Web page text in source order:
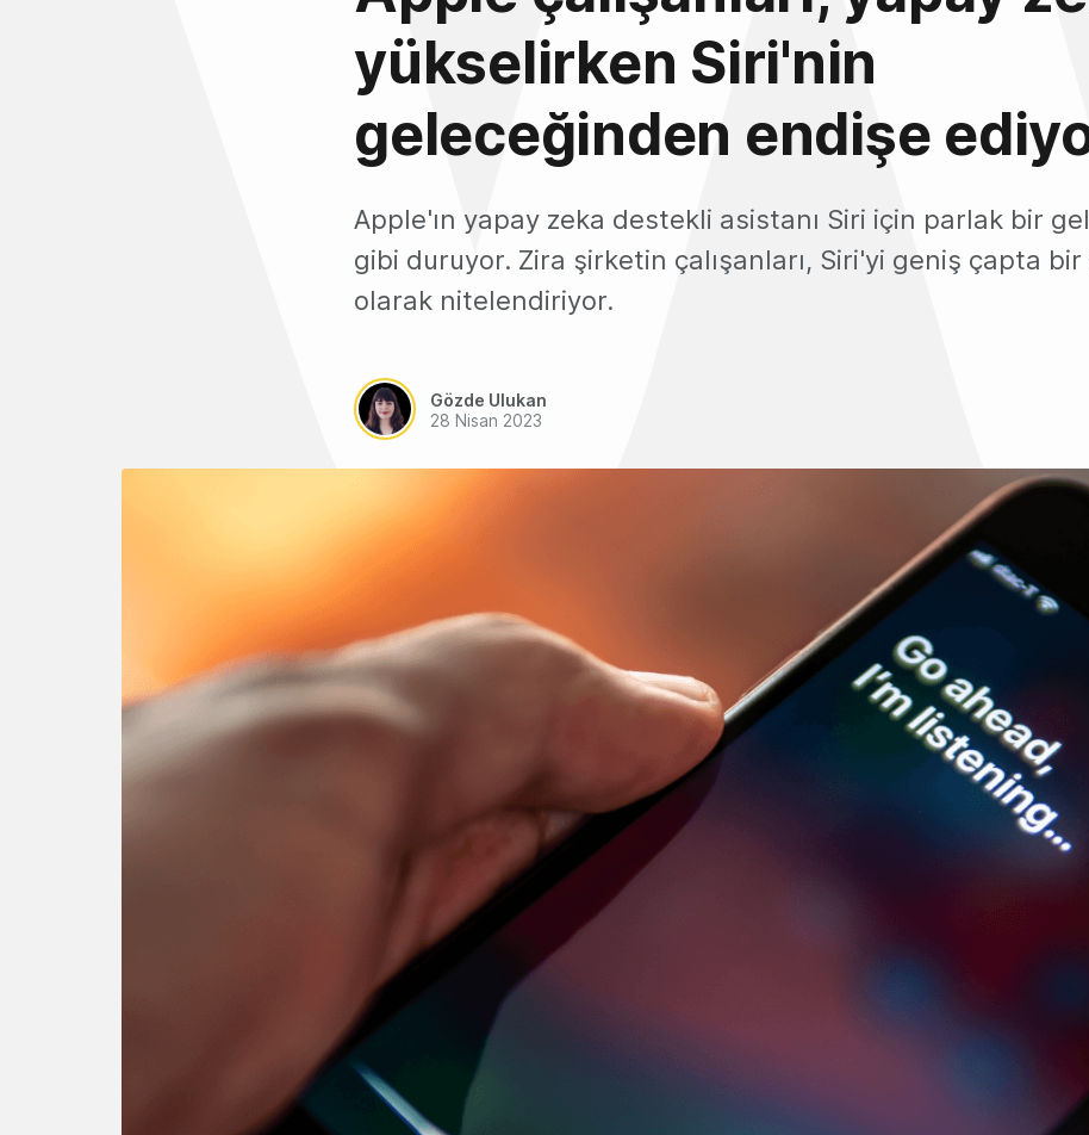
yükselirken Siri'nin
geleceğinden endişe
Apple'ın yapay zeka destekli asistanı Siri için parlak bir
gibi duruyor. Zira şirketin çalışanları, Siri'yi geniş çapta
olarak nitelendiriyor.
Gözde Ulukan
28 Nisan 2023